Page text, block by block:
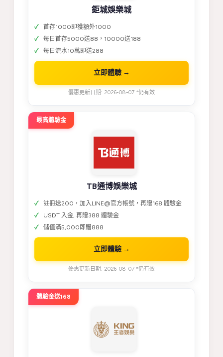
鉅城娛樂城
首存1000即獲額外1000
每日首存5000送88，10000送188
每日流水10萬即送288
立即體驗 →
優惠更新日期: 2026-08-07 *仍有效
最高體驗金
TB通博娛樂城
註冊送200，加入LINE@官方帳號，再贈168 體驗金
USDT 入金, 再贈388 體驗金
儲值滿5,000即贈888
立即體驗 →
優惠更新日期: 2026-08-07 *仍有效
體驗金送168